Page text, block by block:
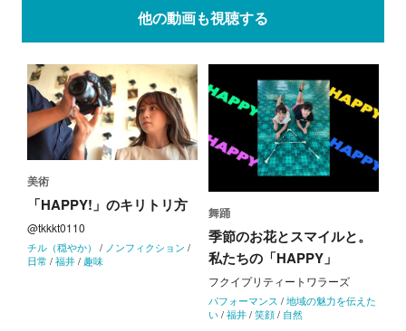
他の動画も視聴する
美術
「HAPPY!」のキリトリ方
@tkkkt0110
チル（穏やか） / ノンフィクション /
日常 /福井/趣味
舞踊
季節のお花とスマイルと。
私たちの「HAPPY」
フクイプリティートワラーズ
パフォーマンス /地域の魅力を伝えた
い/福井/笑顔/ 自然